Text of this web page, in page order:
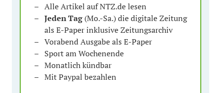
Alle Artikel auf NTZ.de lesen
Jeden Tag(Mo.-Sa.) die digitale Zeitung
als E-Paper inklusive Zeitungsarchiv
Vorabend Ausgabe als E-Paper
Sport am Wochenende
Monatlich kündbar
Mit Paypal bezahlen